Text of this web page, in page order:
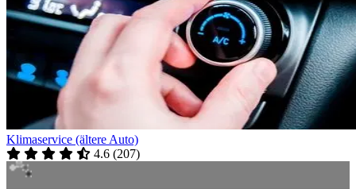
Klimaservice (ältere Auto)
4.6 (207)